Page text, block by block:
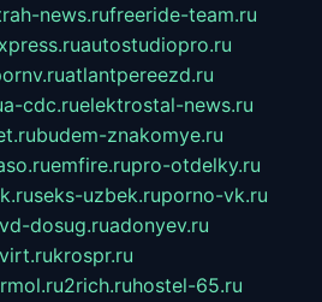
news.rufreeride-team.ru
autostudiopro.ru
atlantpereezd.ru
a-cdc.ruelektrostal-news.ru
budem-znakomye.ru
emfire.rupro-otdelky.ru
seks-uzbek.ruporno-vk.ru
vd-dosug.ruadonyev.ru
krospr.ru
2rich.ruhostel-65.ru